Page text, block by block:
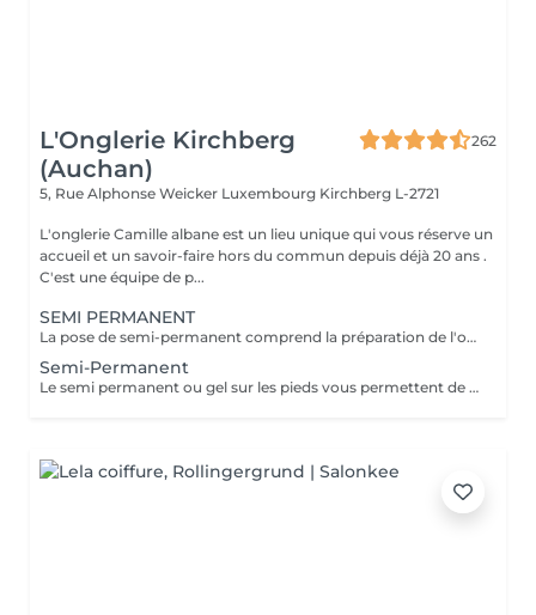
L'Onglerie Kirchberg
(Auchan)
262
5, Rue Alphonse Weicker Luxembourg Kirchberg L-2721
L'onglerie Camille albane est un lieu unique qui vous réserve un
accueil et un savoir-faire hors du commun depuis déjà 20 ans .
C'est une équipe de p...
SEMI PERMANENT
La pose de semi-permanent comprend la préparation de l'ongle, la mise en forme, le soin des cuticules et l'application de la couleur choisie. Grâce à sa tenue longue durée, le semi-permanent offre une brillance parfaite et une tenue de 2 à 3 semaines, sans ecaillement, pour des ongles impeccables au quotidien.
Semi-Permanent
Le semi permanent ou gel sur les pieds vous permettent de conserver , tel un vernis longue durée , une couleur pour une tenue de 4 à 6 semaines ( maximum) . Le retrait doit se faire en institut uniquement et nous recommandons de demander conseil à une de nos collaboratrices quant à la répétition de cette prestation. Comme chaque cliente est unique nous vous invitons à nous contacter pour d'avantages d'informations .